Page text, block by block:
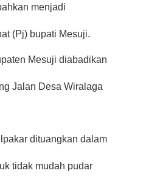
menjadi
(Pj) bupati Mesuji.
Mesuji diabadikan
Jalan Desa Wiralaga
dituangkan dalam
tidak mudah pudar